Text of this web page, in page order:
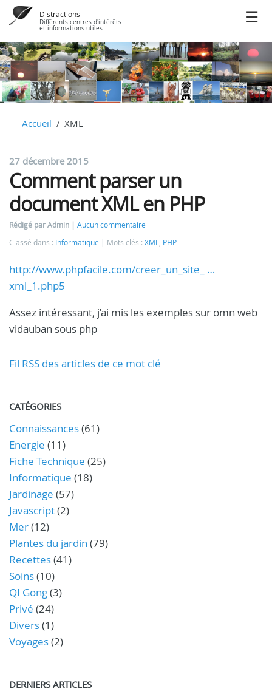
Distractions
Différents centres d'intérêts
et informations utiles
Accueil XML
27 décembre 2015
Comment parser un
document XML en PHP
Rédigé par Admin
Aucun commentaire
Classé dans : Informatique Mots clés : XML PHP
http://www.phpfacile.com/creer_un_site_ …
xml_1.php5
Assez intéressant, j’ai mis les exemples sur omn web
vidauban sous php
Fil RSS des articles de ce mot clé
CATÉGORIES
Connaissances(61)
Energie (11)
Fiche Technique (25)
Informatique (18)
Jardinage (57)
Javascript(2)
Mer(12)
Plantes du jardin (79)
Recettes(41)
Soins(10)
QI Gong(3)
Privé (24)
Divers(1)
Voyages(2)
DERNIERS ARTICLES